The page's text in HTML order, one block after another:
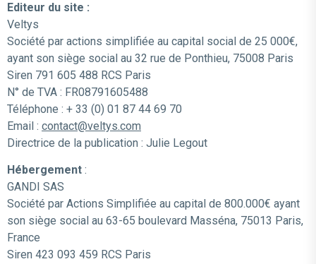
Editeur du site :
Veltys
Société par actions simplifiée au capital social de 25 000€,
ayant son siège social au 32 rue de Ponthieu, 75008 Paris
Siren 791 605 488 RCS Paris
N° de TVA : FR08791605488
Téléphone : + 33 (0) 01 87 44 69 70
Email : contact@veltys.com
Directrice de la publication : Julie Legout
Hébergement :
GANDI SAS
Société par Actions Simplifiée au capital de 800.000€ ayant
son siège social au 63-65 boulevard Masséna, 75013 Paris,
France
Siren 423 093 459 RCS Paris